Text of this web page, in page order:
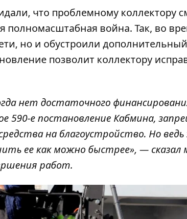
что проблемному коллектору
полномасштабная война. Так, во
но и обустроили дополнительный
позволит коллектору
нет достаточного
590-е постановление Кабмина,
на благоустройство. Но
ее как можно быстрее», — сказал
работ.